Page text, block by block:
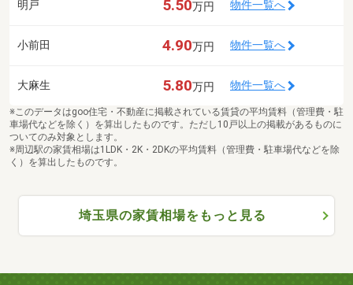
明戸 5.50万円 物件一覧へ
小前田 4.90万円 物件一覧へ
大麻生 5.80万円 物件一覧へ
※このデータはgoo住宅・不動産に掲載されている賃貸の平均賃料（管理費・駐
車場代などを除く）を算出したものです。ただし10戸以上の掲載があるものに
ついてのみ対象とします。
※周辺駅の家賃相場は1LDK・2K・2DKの平均賃料（管理費・駐車場代などを除
く）を算出したものです。
埼玉県の家賃相場をもっと見る